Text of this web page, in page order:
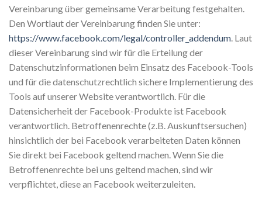
Vereinbarung über gemeinsame Verarbeitung festgehalten.
Den Wortlaut der Vereinbarung finden Sie unter:
https://www.facebook.com/legal/controller_addendum . Laut
dieser Vereinbarung sind wir für die Erteilung der
Datenschutzinformationen beim Einsatz des Facebook-Tools
und für die datenschutzrechtlich sichere Implementierung des
Tools auf unserer Website verantwortlich. Für die
Datensicherheit der Facebook-Produkte ist Facebook
verantwortlich. Betroffenenrechte (z.B. Auskunftsersuchen)
hinsichtlich der bei Facebook verarbeiteten Daten können
Sie direkt bei Facebook geltend machen. Wenn Sie die
Betroffenenrechte bei uns geltend machen, sind wir
verpflichtet, diese an Facebook weiterzuleiten.